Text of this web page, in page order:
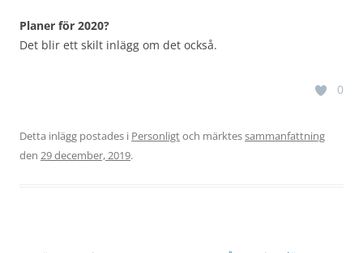
Planer för 2020?
Det blir ett skilt inlägg om det också.
0
Detta inlägg postades i Personligtoch märktessammanfattning
den 29 december, 2019.